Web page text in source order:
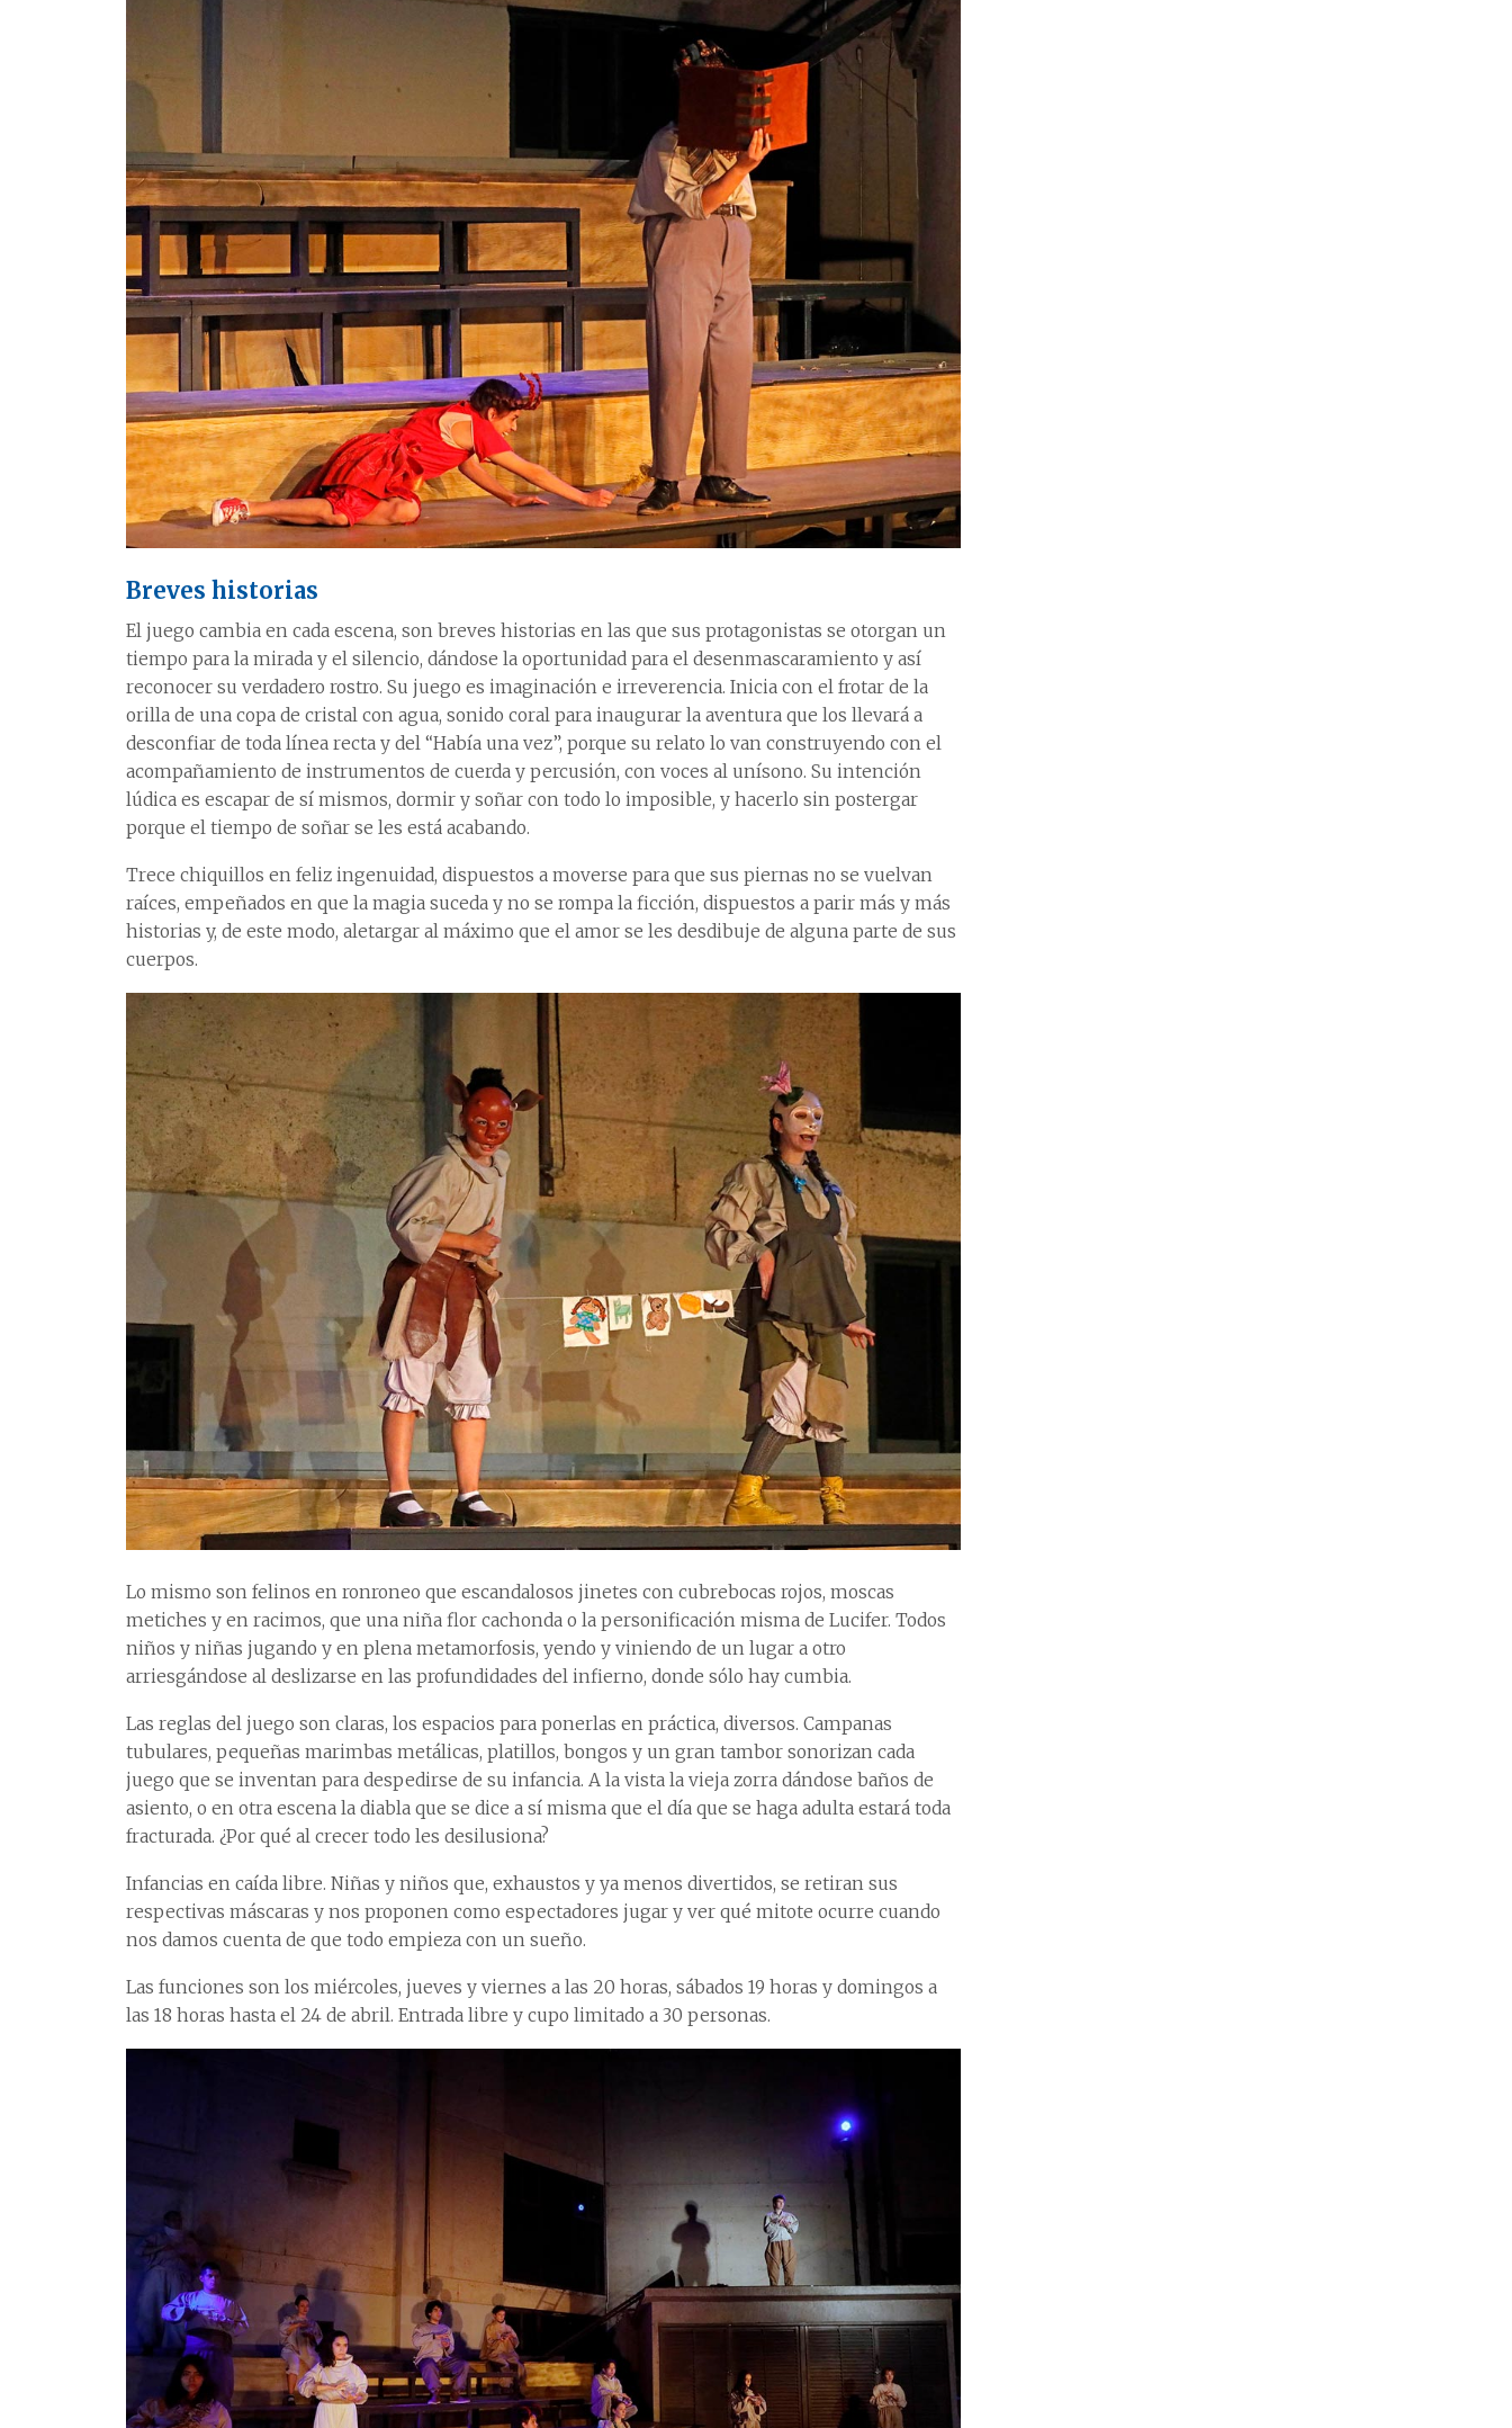
Breves historias
El juego cambia en cada escena, son breves historias en las que sus protagonistas se otorgan un
tiempo para la mirada y el silencio, dándose la oportunidad para el desenmascaramiento y así
reconocer su verdadero rostro. Su juego es imaginación e irreverencia. Inicia con el frotar de la
orilla de una copa de cristal con agua, sonido coral para inaugurar la aventura que los llevará a
desconfiar de toda línea recta y del “Había una vez”, porque su relato lo van construyendo con el
acompañamiento de instrumentos de cuerda y percusión, con voces al unísono. Su intención
lúdica es escapar de sí mismos, dormir y soñar con todo lo imposible, y hacerlo sin postergar
porque el tiempo de soñar se les está acabando.
Trece chiquillos en feliz ingenuidad, dispuestos a moverse para que sus piernas no se vuelvan
raíces, empeñados en que la magia suceda y no se rompa la ficción, dispuestos a parir más y más
historias y, de este modo, aletargar al máximo que el amor se les desdibuje de alguna parte de sus
cuerpos.
Lo mismo son felinos en ronroneo que escandalosos jinetes con cubrebocas rojos, moscas
metiches y en racimos, que una niña flor cachonda o la personificación misma de Lucifer. Todos
niños y niñas jugando y en plena metamorfosis, yendo y viniendo de un lugar a otro
arriesgándose al deslizarse en las profundidades del infierno, donde sólo hay cumbia.
Las reglas del juego son claras, los espacios para ponerlas en práctica, diversos. Campanas
tubulares, pequeñas marimbas metálicas, platillos, bongos y un gran tambor sonorizan cada
juego que se inventan para despedirse de su infancia. A la vista la vieja zorra dándose baños de
asiento, o en otra escena la diabla que se dice a sí misma que el día que se haga adulta estará toda
fracturada. ¿Por qué al crecer todo les desilusiona?
Infancias en caída libre. Niñas y niños que, exhaustos y ya menos divertidos, se retiran sus
respectivas máscaras y nos proponen como espectadores jugar y ver qué mitote ocurre cuando
nos damos cuenta de que todo empieza con un sueño.
Las funciones son los miércoles, jueves y viernes a las 20 horas, sábados 19 horas y domingos a
las 18 horas hasta el 24 de abril. Entrada libre y cupo limitado a 30 personas.